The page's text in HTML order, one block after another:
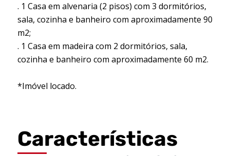
. 1 Casa em alvenaria (2 pisos) com 3 dormitórios,
sala, cozinha e banheiro com aproximadamente 90
m2;
. 1 Casa em madeira com 2 dormitórios, sala,
cozinha e banheiro com aproximadamente 60 m2.
*Imóvel locado.
Características